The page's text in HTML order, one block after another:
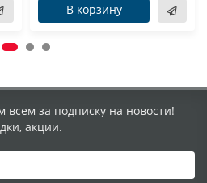
В корзину
всем за подписку на новости!
акции.